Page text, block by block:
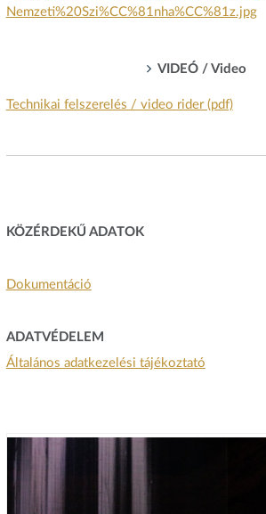
Nemzeti%20Szi%CC%81nha%CC%81z.jpg
VIDEÓ / Video
Technikai felszerelés / video rider (pdf)
KÖZÉRDEKŰ ADATOK
Dokumentáció
ADATVÉDELEM
Általános adatkezelési tájékoztató